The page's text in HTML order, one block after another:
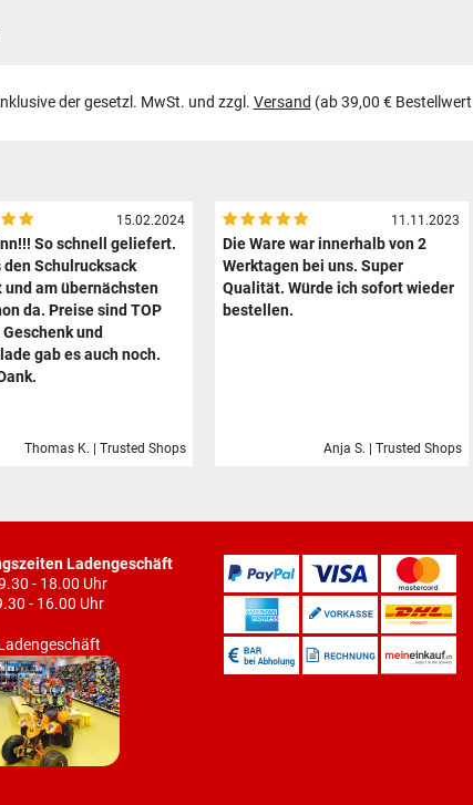
der gesetzl. MwSt. und zzgl. Versand (ab 39,00 €
15.02.2024
So schnell geliefert.
den Schulrucksack
und am übernächsten
da. Preise sind TOP
und
gab es auch noch.
Thomas K. | Trusted Shops
11.11.2023
Die Ware war innerhalb von 2
Werktagen bei uns. Super
Qualität. Würde ich sofort wieder
bestellen.
Anja S. | Trusted Shops
Ladengeschäft
- 18.00 Uhr
- 16.00 Uhr